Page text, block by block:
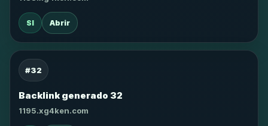
SI Abrir
#32
Backlink generado 32
1195.xg4ken.com